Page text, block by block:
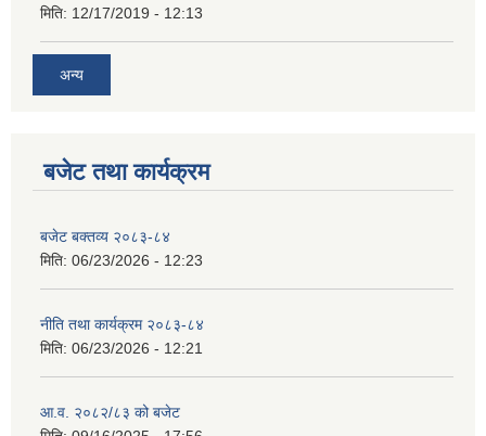
मिति: 12/17/2019 - 12:13
अन्य
बजेट तथा कार्यक्रम
बजेट बक्तव्य २०८३-८४
मिति: 06/23/2026 - 12:23
नीति तथा कार्यक्रम २०८३-८४
मिति: 06/23/2026 - 12:21
आ.व. २०८२/८३ को बजेट